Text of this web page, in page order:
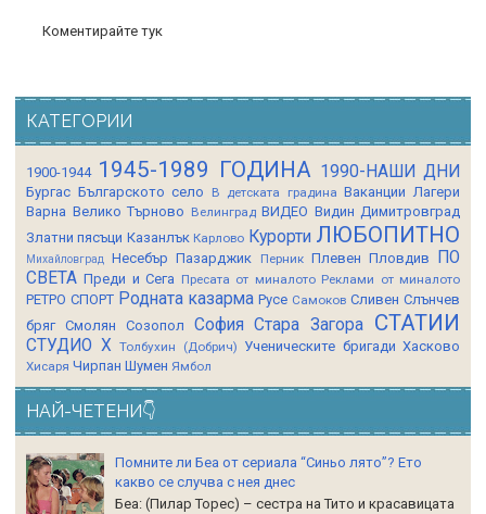
Коментирайте тук
КАТЕГОРИИ
1900-1944 1945-1989 ГОДИНА 1990-НАШИ ДНИ
Бургас Българското село В детската градина Ваканции Лагери
Варна Велико Търново Велинград ВИДЕО Видин Димитровград
Златни пясъци Казанлък Карлово Курорти ЛЮБОПИТНО
Михайловград Несебър Пазарджик Перник Плевен Пловдив
ПО
СВЕТА Преди и Сега Пресата от миналото Реклами от миналото
РЕТРО СПОРТ Родната казарма Русе Самоков Сливен Слънчев
бряг Смолян Созопол София Стара Загора СТАТИИ
СТУДИО Х Толбухин (Добрич) Ученическите бригади Хасково
Хисаря Чирпан Шумен Ямбол
НАЙ-ЧЕТЕНИ👇
Помните ли Беа от сериала “Синьо лято”? Ето
какво се случва с нея днес
Беа: (Пилар Торес) – сестра на Тито и красавицата